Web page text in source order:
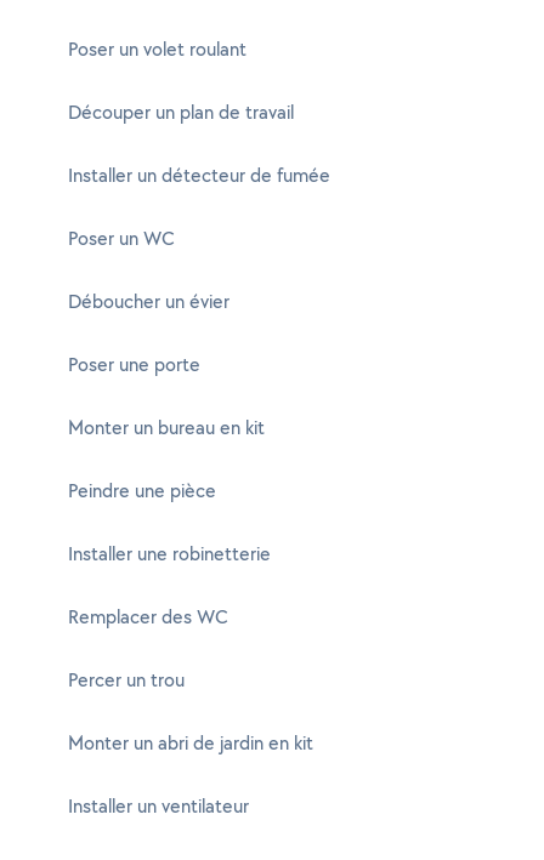
Poser un volet roulant
Découper un plan de travail
Installer un détecteur de fumée
Poser un WC
Déboucher un évier
Poser une porte
Monter un bureau en kit
Peindre une pièce
Installer une robinetterie
Remplacer des WC
Percer un trou
Monter un abri de jardin en kit
Installer un ventilateur